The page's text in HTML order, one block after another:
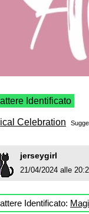
Identificato
Celebration
jerseygirl
21/04/2024 alle
Identificato: